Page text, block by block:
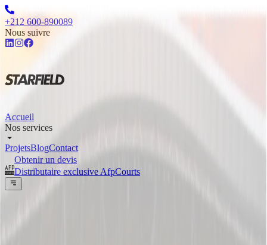
+212 600-890089
Nous suivre
Accueil
Nos services
ProjetsBlogContact
Obtenir un devis
Distributaire exclusive AfpCourts